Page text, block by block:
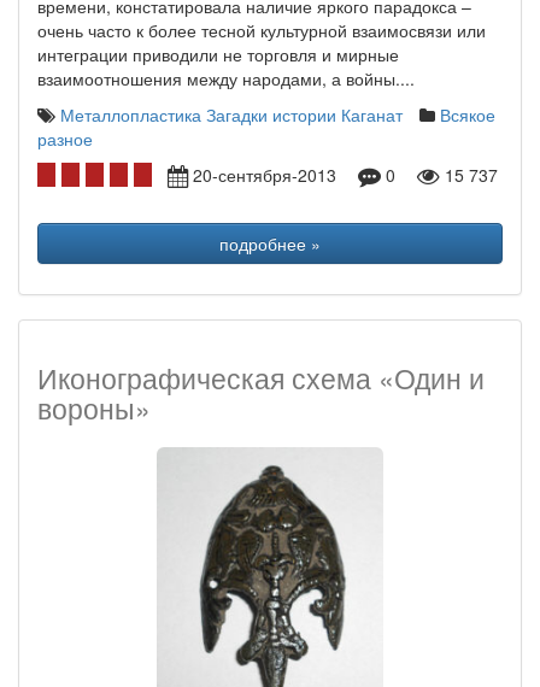
времени, констатировала наличие яркого парадокса –
очень часто к более тесной культурной взаимосвязи или
интеграции приводили не торговля и мирные
взаимоотношения между народами, а войны....
Металлопластика Загадки истории Каганат
Всякое
разное
20-сентября-2013
0 15 737
подробнее »
Иконографическая схема «Один и
вороны»